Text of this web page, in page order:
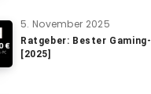
5. November 2025
Ratgeber: Bester
[2025]